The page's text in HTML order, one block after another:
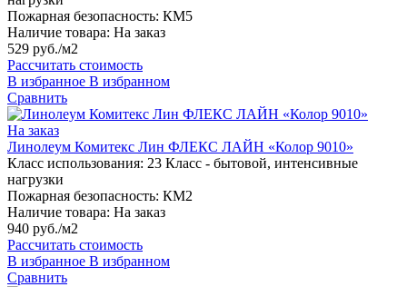
Пожарная безопасность: КМ5
Наличие товара: На заказ
529 руб./м2
Рассчитать стоимость
В избранное В избранном
Сравнить
На заказ
Линолеум Комитекс Лин ФЛЕКС ЛАЙН «Колор 9010»
Класс использования: 23 Класс - бытовой, интенсивные
нагрузки
Пожарная безопасность: КМ2
Наличие товара: На заказ
940 руб./м2
Рассчитать стоимость
В избранное В избранном
Сравнить